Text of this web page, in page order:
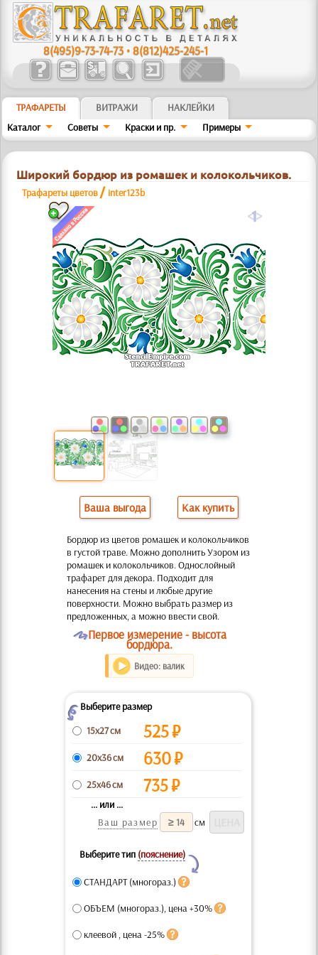
8(495)9-73-74-73 •8(812)425-245-1
ТРАФАРЕТЫ ВИТРАЖИ
НАКЛЕЙКИ
Каталог
Советы Краски и пр. Примеры
Широкий бордюр из ромашек и колокольчиков.
Трафареты цветов / inter123b
a
Ваша выгода Как купить
Бордюр из цветов ромашек и колокольчиков
в густой траве. Можно дополнить Узором из
ромашек и колокольчиков. Однослойный
трафарет для декора. Подходит для
нанесения на стены и любые другие
поверхности. Можно выбрать размер из
предложенных, а можно ввести свой.
OПервое измерение - высота
бордюра.
Видео: валик
ZВыберите размер
15x27 см
525₽
20x36 см 630₽
25x46 см 735₽
... или ...
Ваш размер
см
Выберите тип (пояснение)
Y
СТАНДАРТ (многораз.)
ОБЪЕМ (многораз.), цена +30%
клеевой , цена -25%